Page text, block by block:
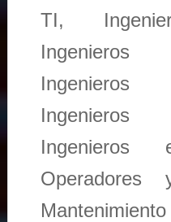
TI,
Ingenieros
Ingenieros